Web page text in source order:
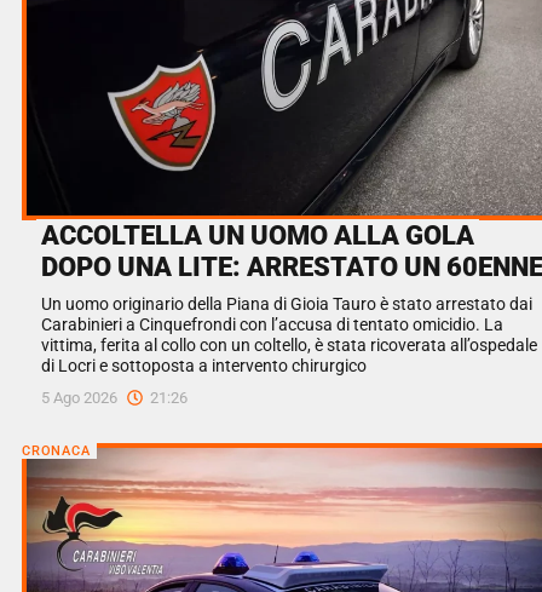
ACCOLTELLA UN UOMO ALLA GOLA
DOPO UNA LITE: ARRESTATO UN 60ENNE
Un uomo originario della Piana di Gioia Tauro è stato arrestato dai
Carabinieri a Cinquefrondi con l’accusa di tentato omicidio. La
vittima, ferita al collo con un coltello, è stata ricoverata all’ospedale
di Locri e sottoposta a intervento chirurgico
5 Ago 2026 21:26
CRONACA